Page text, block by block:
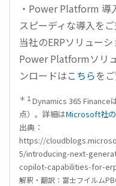
・Power Platform 導
スピーディな導入をご
当社のERPソリュー
Power Platformソリ
ンロードはこちらを
＊１ Dynamics 365 Finance
点）。詳細はMicrosoft社
出典：
https://
5/introducing-next-
copilot-capabilities-for-
解釈・翻訳：富士フイルム